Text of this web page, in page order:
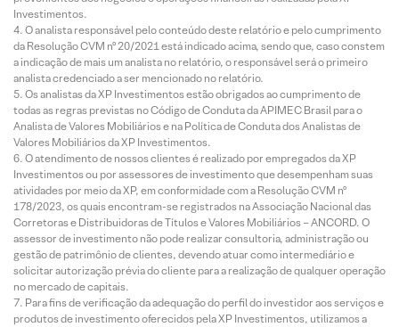
Investimentos.
O analista responsável pelo conteúdo deste relatório e pelo cumprimento
da Resolução CVM nº 20/2021 está indicado acima, sendo que, caso constem
a indicação de mais um analista no relatório, o responsável será o primeiro
analista credenciado a ser mencionado no relatório.
Os analistas da XP Investimentos estão obrigados ao cumprimento de
todas as regras previstas no Código de Conduta da APIMEC Brasil para o
Analista de Valores Mobiliários e na Política de Conduta dos Analistas de
Valores Mobiliários da XP Investimentos.
O atendimento de nossos clientes é realizado por empregados da XP
Investimentos ou por assessores de investimento que desempenham suas
atividades por meio da XP, em conformidade com a Resolução CVM nº
178/2023, os quais encontram-se registrados na Associação Nacional das
Corretoras e Distribuidoras de Títulos e Valores Mobiliários – ANCORD. O
assessor de investimento não pode realizar consultoria, administração ou
gestão de patrimônio de clientes, devendo atuar como intermediário e
solicitar autorização prévia do cliente para a realização de qualquer operação
no mercado de capitais.
Para fins de verificação da adequação do perfil do investidor aos serviços e
produtos de investimento oferecidos pela XP Investimentos, utilizamos a